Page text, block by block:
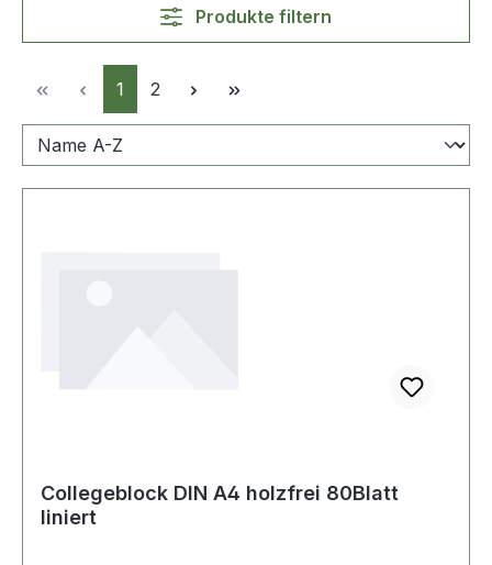
Produkte filtern
Seite
1 Seite
2
Collegeblock DIN A4 holzfrei 80Blatt
liniert